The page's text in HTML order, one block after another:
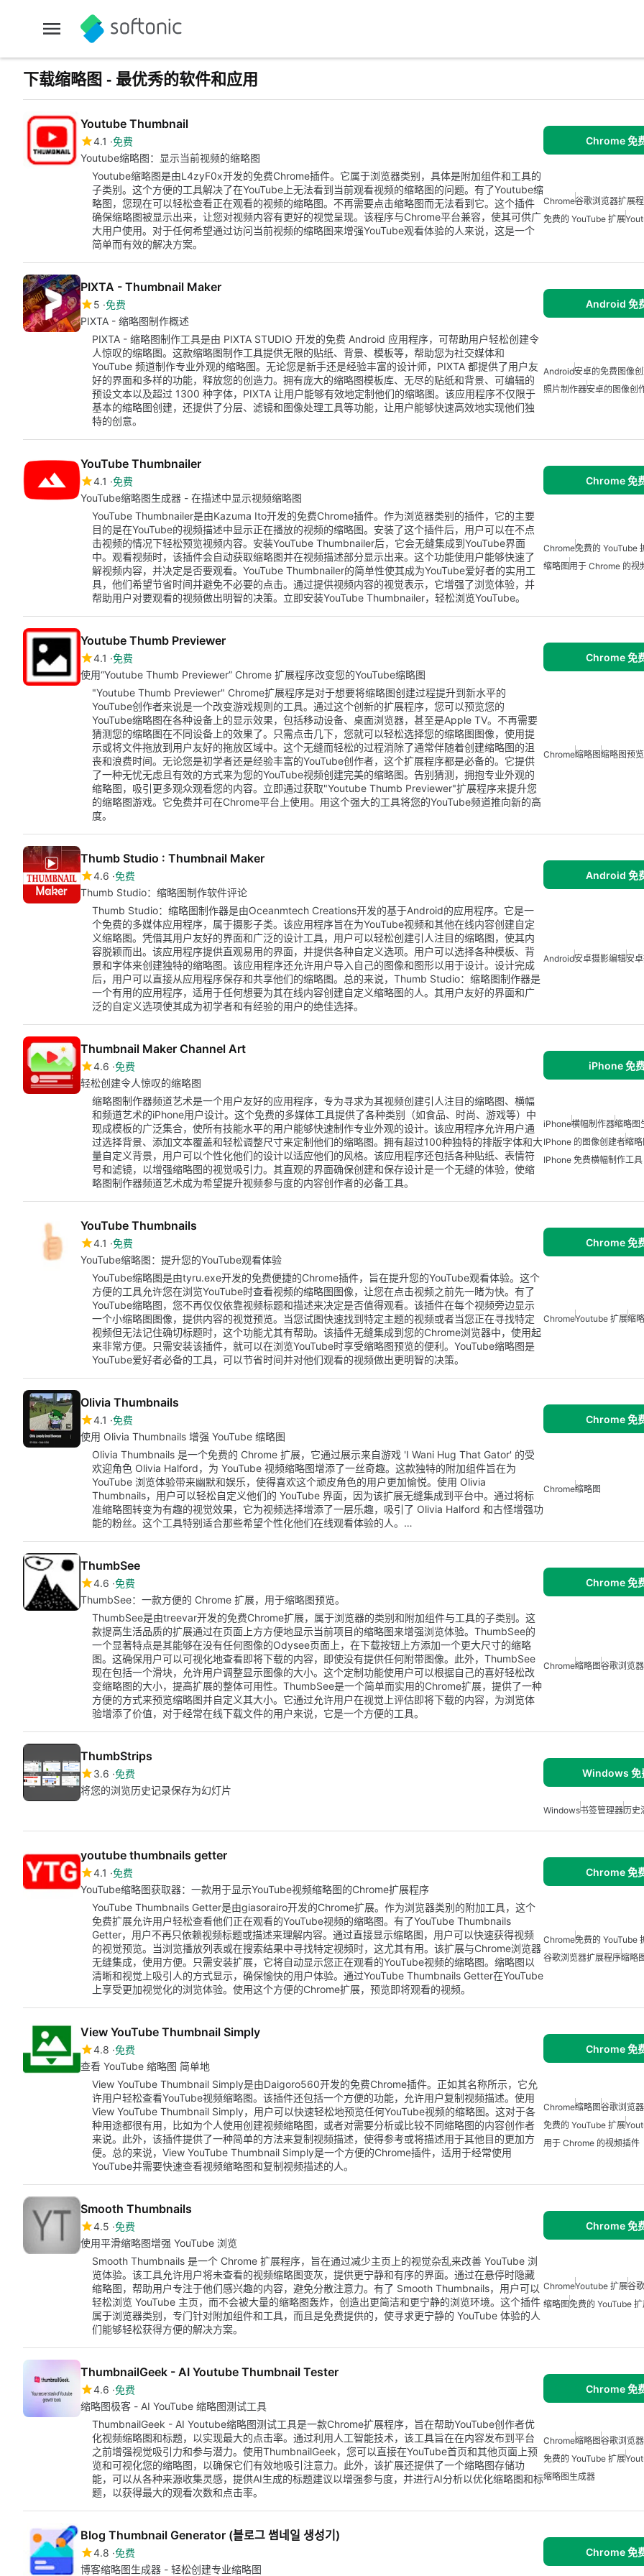
下载缩略图 - 最优秀的软件和应用
Youtube Thumbnail
4.1 免费
Youtube缩略图：显示当前视频的缩略图
Chrome 免
Youtube缩略图是由L4zyF0x开发的免费Chrome插件。它属于浏览器类别，具体是附加组件和工具的
子类别。这个方便的工具解决了在YouTube上无法看到当前观看视频的缩略图的问题。有了Youtube缩
略图，您现在可以轻松查看正在观看的视频的缩略图。不再需要点击缩略图而无法看到它。这个插件
确保缩略图被显示出来，让您对视频内容有更好的视觉呈现。该程序与Chrome平台兼容，使其可供广
大用户使用。对于任何希望通过访问当前视频的缩略图来增强YouTube观看体验的人来说，这是一个
简单而有效的解决方案。
Chrome谷歌浏览器扩展
免费的 YouTube 扩展
PIXTA - Thumbnail Maker
5 免费
PIXTA - 缩略图制作概述
Android 免
PIXTA - 缩略图制作工具是由 PIXTA STUDIO 开发的免费 Android 应用程序，可帮助用户轻松创建令
人惊叹的缩略图。这款缩略图制作工具提供无限的贴纸、背景、模板等，帮助您为社交媒体和
YouTube 频道制作专业外观的缩略图。无论您是新手还是经验丰富的设计师，PIXTA 都提供了用户友
好的界面和多样的功能，释放您的创造力。拥有庞大的缩略图模板库、无尽的贴纸和背景、可编辑的
预设文本以及超过 1300 种字体，PIXTA 让用户能够有效地定制他们的缩略图。该应用程序不仅限于
基本的缩略图创建，还提供了分层、滤镜和图像处理工具等功能，让用户能够快速高效地实现他们独
特的创意。
Android安卓的免费图像
照片制作器安卓的图像创
YouTube Thumbnailer
4.1 免费
YouTube缩略图生成器 - 在描述中显示视频缩略图
Chrome 免
YouTube Thumbnailer是由Kazuma Ito开发的免费Chrome插件。作为浏览器类别的插件，它的主要
目的是在YouTube的视频描述中显示正在播放的视频的缩略图。安装了这个插件后，用户可以在不点
击视频的情况下轻松预览视频内容。安装YouTube Thumbnailer后，它会无缝集成到YouTube界面
中。观看视频时，该插件会自动获取缩略图并在视频描述部分显示出来。这个功能使用户能够快速了
解视频内容，并决定是否要观看。YouTube Thumbnailer的简单性使其成为YouTube爱好者的实用工
具，他们希望节省时间并避免不必要的点击。通过提供视频内容的视觉表示，它增强了浏览体验，并
帮助用户对要观看的视频做出明智的决策。立即安装YouTube Thumbnailer，轻松浏览YouTube。
Chrome免费的 YouTube
缩略图用于 Chrome 的视
Youtube Thumb Previewer
4.1 免费
使用“Youtube Thumb Previewer” Chrome 扩展程序改变您的YouTube缩略图
Chrome 免
"Youtube Thumb Previewer" Chrome扩展程序是对于想要将缩略图创建过程提升到新水平的
YouTube创作者来说是一个改变游戏规则的工具。通过这个创新的扩展程序，您可以预览您的
YouTube缩略图在各种设备上的显示效果，包括移动设备、桌面浏览器，甚至是Apple TV。不再需要
猜测您的缩略图在不同设备上的效果了。只需点击几下，您就可以轻松选择您的缩略图图像，使用提
示或将文件拖放到用户友好的拖放区域中。这个无缝而轻松的过程消除了通常伴随着创建缩略图的沮
丧和浪费时间。无论您是初学者还是经验丰富的YouTube创作者，这个扩展程序都是必备的。它提供
了一种无忧无虑且有效的方式来为您的YouTube视频创建完美的缩略图。告别猜测，拥抱专业外观的
缩略图，吸引更多观众观看您的内容。立即通过获取"Youtube Thumb Previewer"扩展程序来提升您
的缩略图游戏。它免费并可在Chrome平台上使用。用这个强大的工具将您的YouTube频道推向新的高
度。
Chrome缩略图缩略图预览
Thumb Studio : Thumbnail Maker
4.6 免费
Thumb Studio：缩略图制作软件评论
Android 免
Thumb Studio：缩略图制作器是由Oceanmtech Creations开发的基于Android的应用程序。它是一
个免费的多媒体应用程序，属于摄影子类。该应用程序旨在为YouTube视频和其他在线内容创建自定
义缩略图。凭借其用户友好的界面和广泛的设计工具，用户可以轻松创建引人注目的缩略图，使其内
容脱颖而出。该应用程序提供直观易用的界面，并提供各种自定义选项。用户可以选择各种模板、背
景和字体来创建独特的缩略图。该应用程序还允许用户导入自己的图像和图形以用于设计。设计完成
后，用户可以直接从应用程序保存和共享他们的缩略图。总的来说，Thumb Studio：缩略图制作器是
一个有用的应用程序，适用于任何想要为其在线内容创建自定义缩略图的人。其用户友好的界面和广
泛的自定义选项使其成为初学者和有经验的用户的绝佳选择。
Android安卓摄影编辑安
Thumbnail Maker Channel Art
4.6 免费
轻松创建令人惊叹的缩略图
iPhone 免
缩略图制作器频道艺术是一个用户友好的应用程序，专为寻求为其视频创建引人注目的缩略图、横幅
和频道艺术的iPhone用户设计。这个免费的多媒体工具提供了各种类别（如食品、时尚、游戏等）中
现成模板的广泛集合，使所有技能水平的用户能够快速制作专业外观的设计。该应用程序允许用户通
过选择背景、添加文本覆盖和轻松调整尺寸来定制他们的缩略图。拥有超过100种独特的排版字体和大
量自定义背景，用户可以个性化他们的设计以适应他们的风格。该应用程序还包括各种贴纸、表情符
号和滤镜，以增强缩略图的视觉吸引力。其直观的界面确保创建和保存设计是一个无缝的体验，使缩
略图制作器频道艺术成为希望提升视频参与度的内容创作者的必备工具。
iPhone横幅制作器缩略图
IPhone 的图像创建者缩略
IPhone 免费横幅制作工具
YouTube Thumbnails
4.1 免费
YouTube缩略图：提升您的YouTube观看体验
Chrome 免
YouTube缩略图是由tyru.exe开发的免费便捷的Chrome插件，旨在提升您的YouTube观看体验。这个
方便的工具允许您在浏览YouTube时查看视频的缩略图图像，让您在点击视频之前先一睹为快。有了
YouTube缩略图，您不再仅仅依靠视频标题和描述来决定是否值得观看。该插件在每个视频旁边显示
一个小缩略图图像，提供内容的视觉预览。当您试图快速找到特定主题的视频或者当您正在寻找特定
视频但无法记住确切标题时，这个功能尤其有帮助。该插件无缝集成到您的Chrome浏览器中，使用起
来非常方便。只需安装该插件，就可以在浏览YouTube时享受缩略图预览的便利。YouTube缩略图是
YouTube爱好者必备的工具，可以节省时间并对他们观看的视频做出更明智的决策。
ChromeYoutube 扩展缩
Olivia Thumbnails
4.1 免费
使用 Olivia Thumbnails 增强 YouTube 缩略图
Chrome 免
Olivia Thumbnails 是一个免费的 Chrome 扩展，它通过展示来自游戏 'I Wani Hug That Gator' 的受
欢迎角色 Olivia Halford，为 YouTube 视频缩略图增添了一丝奇趣。这款独特的附加组件旨在为
YouTube 浏览体验带来幽默和娱乐，使得喜欢这个顽皮角色的用户更加愉悦。使用 Olivia
Thumbnails，用户可以轻松自定义他们的 YouTube 界面，因为该扩展无缝集成到平台中。通过将标
准缩略图转变为有趣的视觉效果，它为视频选择增添了一层乐趣，吸引了 Olivia Halford 和古怪增强功
能的粉丝。这个工具特别适合那些希望个性化他们在线观看体验的人。…
Chrome缩略图
ThumbSee
4.6 免费
ThumbSee：一款方便的 Chrome 扩展，用于缩略图预览。
Chrome 免
ThumbSee是由treevar开发的免费Chrome扩展，属于浏览器的类别和附加组件与工具的子类别。这
款提高生活品质的扩展通过在页面上方方便地显示当前项目的缩略图来增强浏览体验。ThumbSee的
一个显著特点是其能够在没有任何图像的Odysee页面上，在下载按钮上方添加一个更大尺寸的缩略
图。这确保用户可以可视化地查看即将下载的内容，即使没有提供任何附带图像。此外，ThumbSee
现在包括一个滑块，允许用户调整显示图像的大小。这个定制功能使用户可以根据自己的喜好轻松改
变缩略图的大小，提高扩展的整体可用性。ThumbSee是一个简单而实用的Chrome扩展，提供了一种
方便的方式来预览缩略图并自定义其大小。它通过允许用户在视觉上评估即将下载的内容，为浏览体
验增添了价值，对于经常在线下载文件的用户来说，它是一个方便的工具。
Chrome缩略图谷歌浏览
ThumbStrips
3.6 免费
将您的浏览历史记录保存为幻灯片
Windows 免
Windows书签管理器历史
youtube thumbnails getter
4.1 免费
YouTube缩略图获取器：一款用于显示YouTube视频缩略图的Chrome扩展程序
Chrome 免
YouTube Thumbnails Getter是由giasorairo开发的Chrome扩展。作为浏览器类别的附加工具，这个
免费扩展允许用户轻松查看他们正在观看的YouTube视频的缩略图。有了YouTube Thumbnails
Getter，用户不再只依赖视频标题或描述来理解内容。通过直接显示缩略图，用户可以快速获得视频
的视觉预览。当浏览播放列表或在搜索结果中寻找特定视频时，这尤其有用。该扩展与Chrome浏览器
无缝集成，使用方便。只需安装扩展，它将自动显示您正在观看的YouTube视频的缩略图。缩略图以
清晰和视觉上吸引人的方式显示，确保愉快的用户体验。通过YouTube Thumbnails Getter在YouTube
上享受更加视觉化的浏览体验。使用这个方便的Chrome扩展，预览即将观看的视频。
Chrome免费的 YouTube
谷歌浏览器扩展程序缩略
View YouTube Thumbnail Simply
4.8 免费
查看 YouTube 缩略图 简单地
Chrome 免
View YouTube Thumbnail Simply是由Daigoro560开发的免费Chrome插件。正如其名称所示，它允
许用户轻松查看YouTube视频缩略图。该插件还包括一个方便的功能，允许用户复制视频描述。使用
View YouTube Thumbnail Simply，用户可以快速轻松地预览任何YouTube视频的缩略图。这对于各
种用途都很有用，比如为个人使用创建视频缩略图，或者对需要分析或比较不同缩略图的内容创作者
来说。此外，该插件提供了一种简单的方法来复制视频描述，使得参考或将描述用于其他目的更加方
便。总的来说，View YouTube Thumbnail Simply是一个方便的Chrome插件，适用于经常使用
YouTube并需要快速查看视频缩略图和复制视频描述的人。
Chrome缩略图谷歌浏览
免费的 YouTube 扩展
用于 Chrome 的视频插件
Smooth Thumbnails
4.5 免费
使用平滑缩略图增强 YouTube 浏览
Chrome 免
Smooth Thumbnails 是一个 Chrome 扩展程序，旨在通过减少主页上的视觉杂乱来改善 YouTube 浏
览体验。该工具允许用户将未查看的视频缩略图变灰，提供更宁静和有序的界面。通过在悬停时隐藏
缩略图，帮助用户专注于他们感兴趣的内容，避免分散注意力。有了 Smooth Thumbnails，用户可以
轻松浏览 YouTube 主页，而不会被大量的缩略图轰炸，创造出更简洁和更宁静的浏览环境。这个插件
属于浏览器类别，专门针对附加组件和工具，而且是免费提供的，使寻求更宁静的 YouTube 体验的人
们能够轻松获得方便的解决方案。
ChromeYoutube 扩展谷
缩略图免费的 YouTube
ThumbnailGeek - AI Youtube Thumbnail Tester
4.6 免费
缩略图极客 - AI YouTube 缩略图测试工具
Chrome 免
ThumbnailGeek - AI Youtube缩略图测试工具是一款Chrome扩展程序，旨在帮助YouTube创作者优
化视频缩略图和标题，以实现最大的点击率。通过利用人工智能技术，该工具旨在在内容发布到平台
之前增强视觉吸引力和参与潜力。使用ThumbnailGeek，您可以直接在YouTube首页和其他页面上预
览和可视化您的缩略图，以确保它们有效地吸引注意力。此外，该扩展还提供了一个缩略图存储功
能，可以从各种来源收集灵感，提供AI生成的标题建议以增强参与度，并进行AI分析以优化缩略图和标
题，以获得最大的观看次数和点击率。
Chrome缩略图谷歌浏览
免费的 YouTube 扩展
缩略图生成器
Blog Thumbnail Generator (블로그 썸네일 생성기)
4.8 免费
博客缩略图生成器 - 轻松创建专业缩略图
Chrome 免